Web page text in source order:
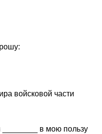
войсковой части
________ в мою пользу